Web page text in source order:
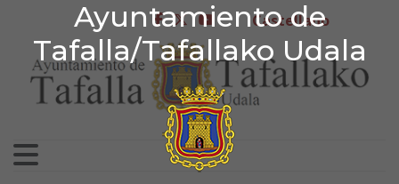
Ayuntamiento de
Tafalla/Tafallako Udala
Ir al contenido
Ayuntamiento de
facebook
twitter
youtubeCastellano